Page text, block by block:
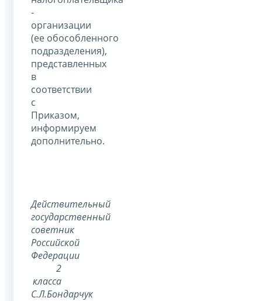
-
организации
(ее обособленного
подразделения),
представленных
в
соответствии
с
Приказом,
информируем
дополнительно.
Действительный
государственный
советник
Российской
Федерации
2
класса
С.Л.Бондарчук